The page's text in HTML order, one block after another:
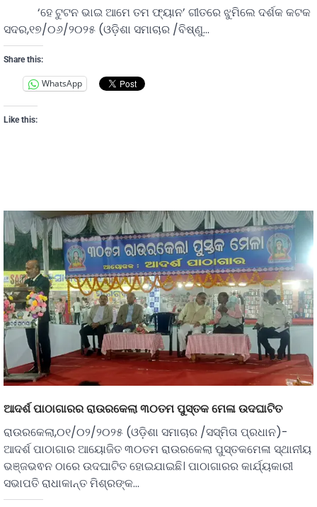
‘ହେ ଟୁଟନ ଭାଇ ଆମେ ତମ ଫ୍ୟାନ’ ଗୀତରେ ଝୁମିଲେ ଦର୍ଶକ କଟକ
ସଦର,୧୭/୦୬/୨୦୨୫ (ଓଡ଼ିଶା ସମାଚାର /ବିଷ୍ଣୁ…
Share this:
WhatsApp
Like this:
ଆଦର୍ଶ ପାଠାଗାରର ରାଉରକେଲା ୩୦ତମ ପୁସ୍ତକ ମେଳା ଉଦଘାଟିତ
ରାଉରକେଲା,୦୧/୦୨/୨୦୨୫ (ଓଡ଼ିଶା ସମାଚାର /ସସ୍ମିତା ପ୍ରଧାନ)-
ଆଦର୍ଶ ପାଠାଗାର ଆୟୋଜିତ ୩୦ତମ ରାଉରକେଲା ପୁସ୍ତକମେଳା ସ୍ଥାନୀୟ
ଭଞ୍ଜଭଵନ ଠାରେ ଉଦଘାଟିତ ହୋଇଯାଇଛି। ପାଠାଗାରର କାର୍ଯ୍ୟକାରୀ
ସଭାପତି ରାଧାକାନ୍ତ ମିଶ୍ରଙ୍କ…